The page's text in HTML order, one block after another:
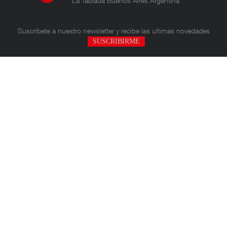
Suscríbete a nuestro newslettery recibe las ultimas novedades
SUSCRIBIRME